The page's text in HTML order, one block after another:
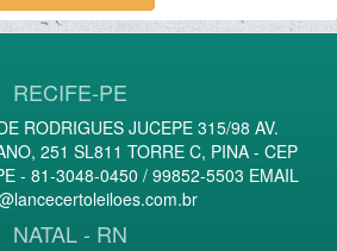
RECIFE-PE
RODRIGUES JUCEPE 315/98 AV.
251 SL811 TORRE C, PINA - CEP
- 81-3048-0450 / 99852-5503 EMAIL
NATAL - RN